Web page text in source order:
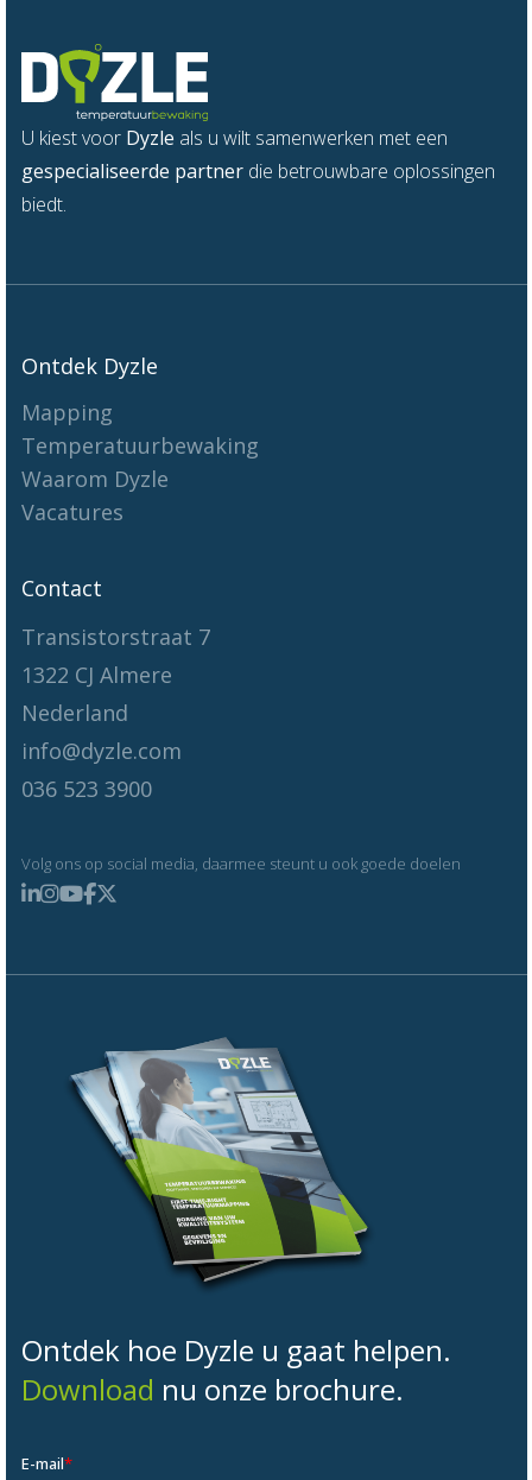
U kiest voor Dyzle als u wilt samenwerken met een
gespecialiseerde partner die betrouwbare oplossingen
biedt.
Ontdek Dyzle
Mapping
Temperatuurbewaking
Waarom Dyzle
Vacatures
Contact
Transistorstraat 7
1322 CJ Almere
Nederland
info@dyzle.com
036 523 3900
Volg ons op social media, daarmee steunt u ook goede doelen
Ontdek hoe Dyzle u gaat helpen.
Download nu onze brochure.